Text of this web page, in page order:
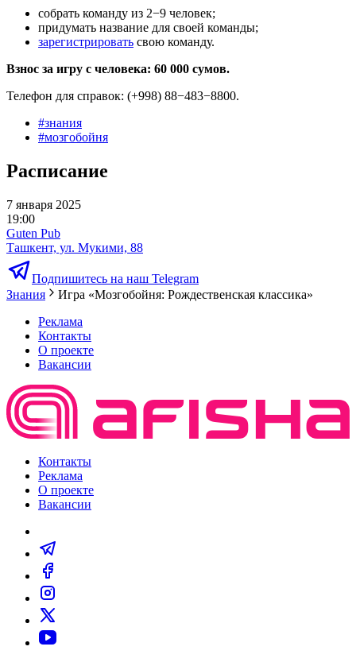
собрать команду из 2−9 человек;
придумать название для своей команды;
зарегистрировать свою команду.
Взнос за игру с человека: 60 000 сумов.
Телефон для справок: (+998) 88−483−8800.
#знания
#мозгобойня
Расписание
7 января 2025
19:00
Guten Pub
Ташкент, ул. Мукими, 88
Подпишитесь на наш Telegram
Знания
Игра «Мозгобойня: Рождественская классика»
Реклама
Контакты
О проекте
Вакансии
Контакты
Реклама
О проекте
Вакансии